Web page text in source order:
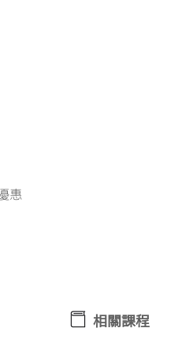
惠
相關課程